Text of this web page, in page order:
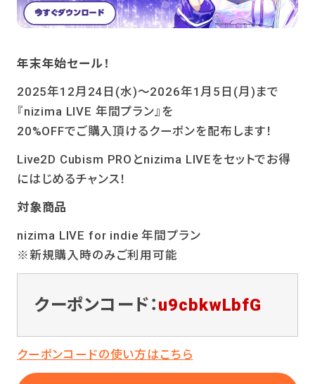
年末年始セール！
2025年12月24日(水)～2026年1月5日(月)まで
『nizima LIVE 年間プラン』を
20%OFFでご購入頂けるクーポンを配布します！
Live2D Cubism PROとnizima LIVEをセットでお得
にはじめるチャンス！
対象商品
nizima LIVE for indie 年間プラン
※新規購入時のみご利用可能
クーポンコード：u9cbkwLbfG
クーポンコードの使い方はこちら